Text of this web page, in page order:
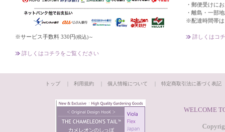
※サービス手数料 330円(税込)～
詳しくはコチラをご覧ください
・郵便受けにお
・離島・一部地
※配達時間帯は
詳しくはコ
トップ 利用規約 個人情報について 特定商取引法に基づく表記
WELCOME